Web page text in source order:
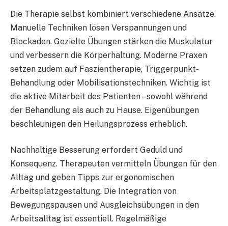
Die Therapie selbst kombiniert verschiedene Ansätze.
Manuelle Techniken lösen Verspannungen und
Blockaden. Gezielte Übungen stärken die Muskulatur
und verbessern die Körperhaltung. Moderne Praxen
setzen zudem auf Faszientherapie, Triggerpunkt-
Behandlung oder Mobilisationstechniken. Wichtig ist
die aktive Mitarbeit des Patienten – sowohl während
der Behandlung als auch zu Hause. Eigenübungen
beschleunigen den Heilungsprozess erheblich.
Nachhaltige Besserung erfordert Geduld und
Konsequenz. Therapeuten vermitteln Übungen für den
Alltag und geben Tipps zur ergonomischen
Arbeitsplatzgestaltung. Die Integration von
Bewegungspausen und Ausgleichsübungen in den
Arbeitsalltag ist essentiell. Regelmäßige